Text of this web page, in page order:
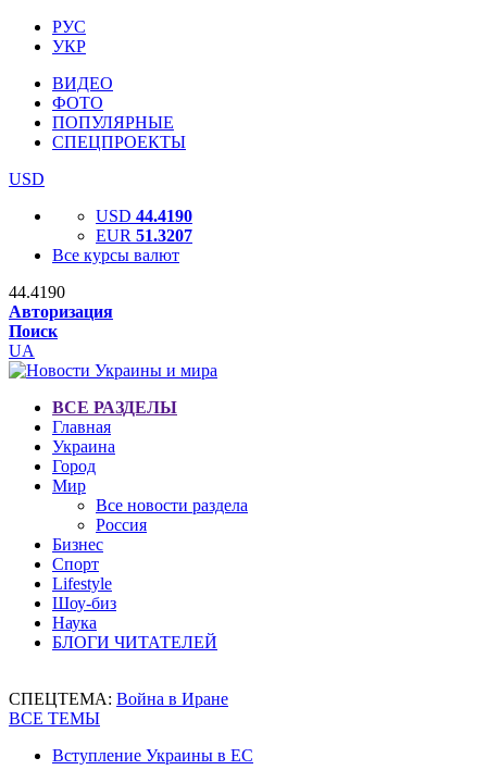
РУС
УКР
ВИДЕО
ФОТО
ПОПУЛЯРНЫЕ
СПЕЦПРОЕКТЫ
USD
USD 44.4190
EUR 51.3207
Все курсы валют
44.4190
Авторизация
Поиск
UA
ВСЕ РАЗДЕЛЫ
Главная
Украина
Город
Мир
Все новости раздела
Россия
Бизнес
Спорт
Lifestyle
Шоу-биз
Наука
БЛОГИ ЧИТАТЕЛЕЙ
СПЕЦТЕМА: Война в Иране
ВСЕ ТЕМЫ
Вступление Украины в ЕС